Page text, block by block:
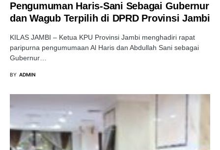
Pengumuman Haris-Sani Sebagai Gubernur
dan Wagub Terpilih di DPRD Provinsi Jambi
KILAS JAMBI – Ketua KPU Provinsi Jambi menghadiri rapat
paripurna pengumumaan Al Haris dan Abdullah Sani sebagai
Gubernur…
BY ADMIN